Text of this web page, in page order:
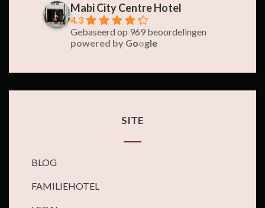
Mabi City Centre Hotel
4.3
Gebaseerd op 969 beoordelingen
powered by Google
SITE
BLOG
FAMILIEHOTEL